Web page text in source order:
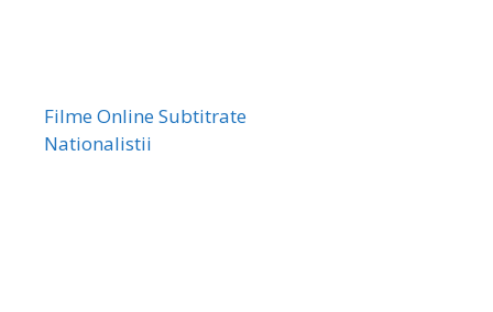
Filme Online Subtitrate
Nationalistii